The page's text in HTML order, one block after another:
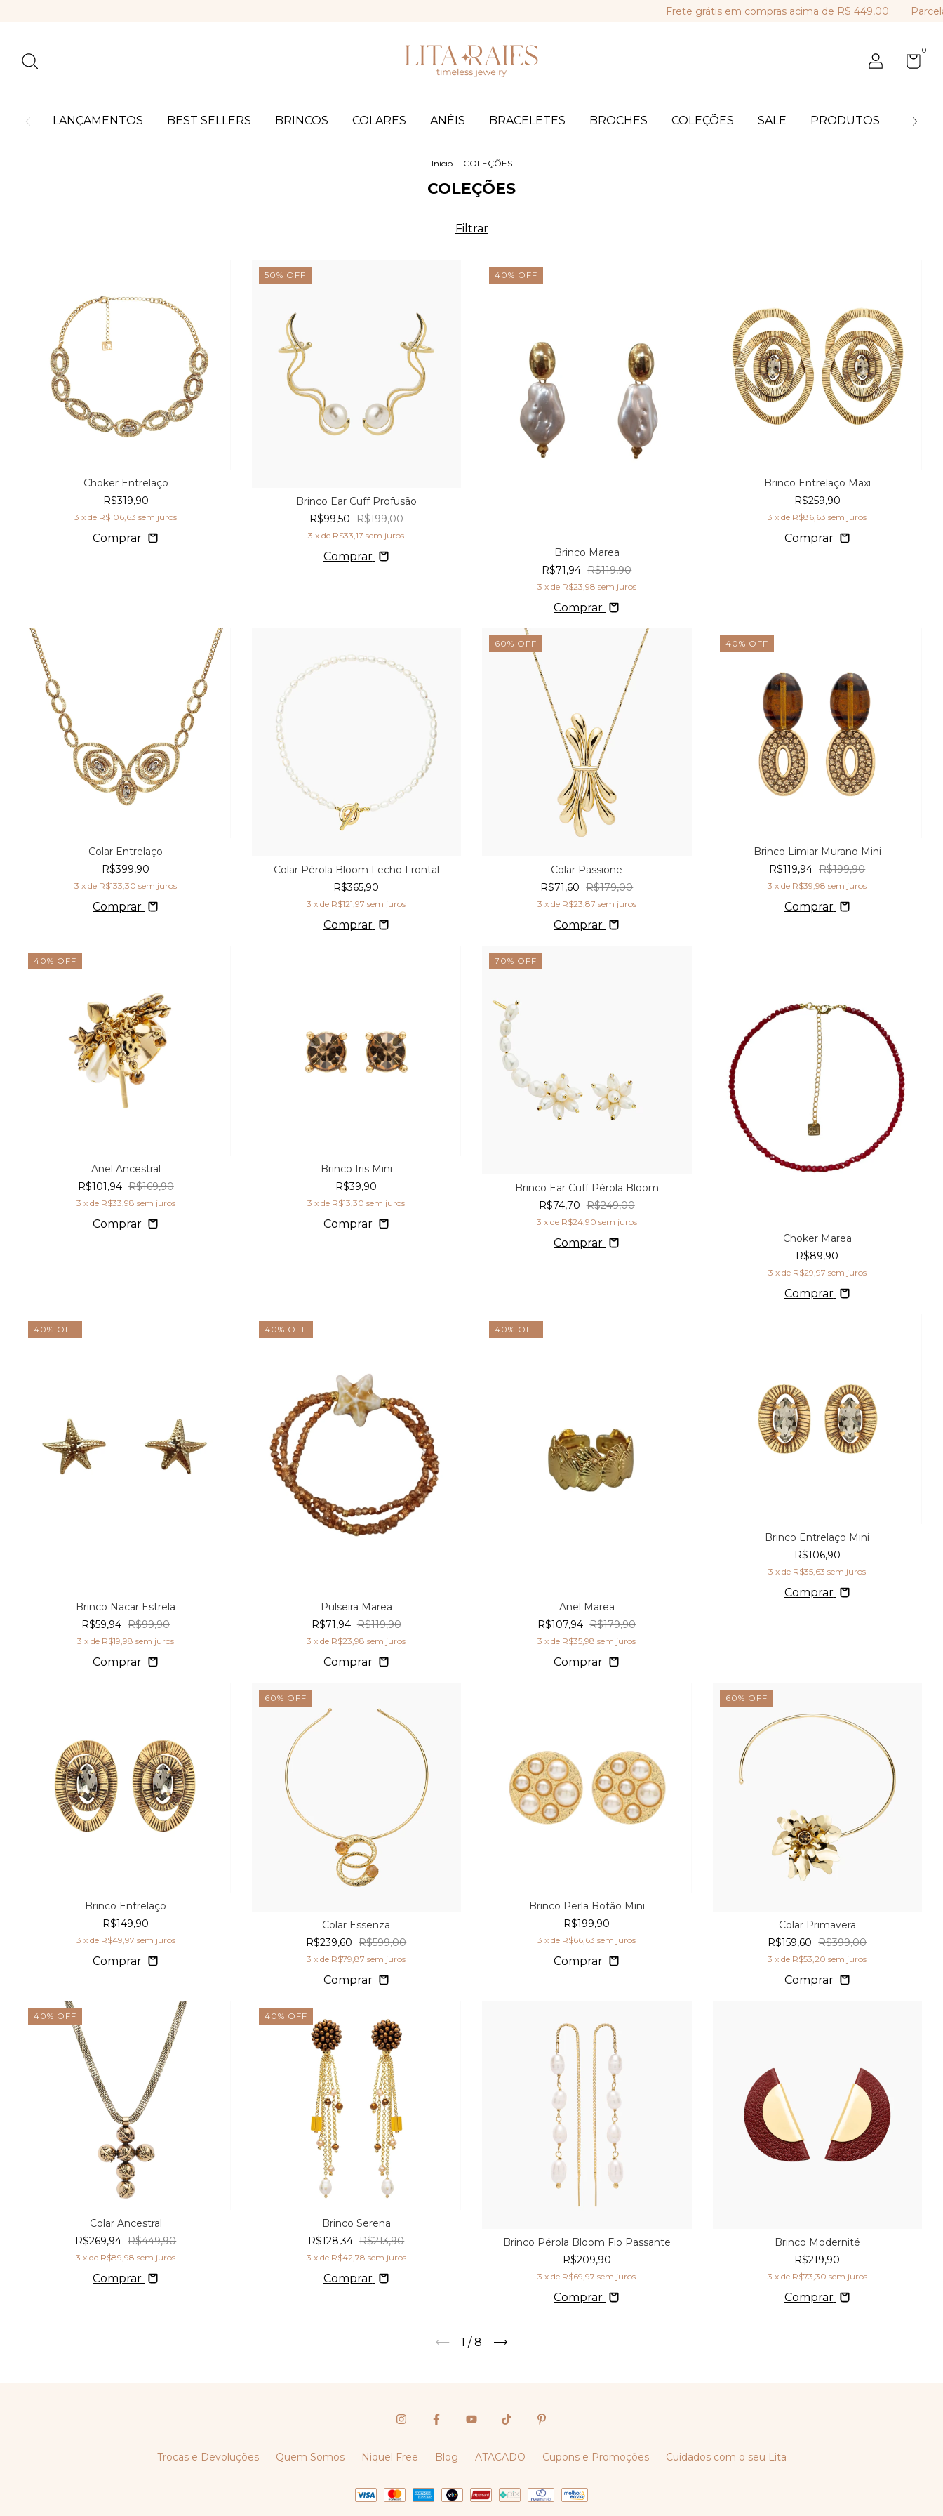
Frete grátis em compras acima de R$ 449,00. Parcelamento
0
LANÇAMENTOS BEST SELLERS BRINCOS COLARES ANÉIS BRACELETES BROCHES COLEÇÕES SALE PRODUTOS BLOG
Início . COLEÇÕES
COLEÇÕES
Filtrar
Choker Entrelaço
R$319,90
3 x de R$106,63 sem juros
Comprar
50% OFF
Brinco Ear Cuff Profusão
R$99,50 R$199,00
3 x de R$33,17 sem juros
Comprar
40% OFF
Brinco Marea
R$71,94 R$119,90
3 x de R$23,98 sem juros
Comprar
Brinco Entrelaço Maxi
R$259,90
3 x de R$86,63 sem juros
Comprar
Colar Entrelaço
R$399,90
3 x de R$133,30 sem juros
Comprar
Colar Pérola Bloom Fecho Frontal
R$365,90
3 x de R$121,97 sem juros
Comprar
60% OFF
Colar Passione
R$71,60 R$179,00
3 x de R$23,87 sem juros
Comprar
40% OFF
Brinco Limiar Murano Mini
R$119,94 R$199,90
3 x de R$39,98 sem juros
Comprar
40% OFF
Anel Ancestral
R$101,94 R$169,90
3 x de R$33,98 sem juros
Comprar
Brinco Iris Mini
R$39,90
3 x de R$13,30 sem juros
Comprar
70% OFF
Brinco Ear Cuff Pérola Bloom
R$74,70 R$249,00
3 x de R$24,90 sem juros
Comprar
Choker Marea
R$89,90
3 x de R$29,97 sem juros
Comprar
40% OFF
Brinco Nacar Estrela
R$59,94 R$99,90
3 x de R$19,98 sem juros
Comprar
40% OFF
Pulseira Marea
R$71,94 R$119,90
3 x de R$23,98 sem juros
Comprar
40% OFF
Anel Marea
R$107,94 R$179,90
3 x de R$35,98 sem juros
Comprar
Brinco Entrelaço Mini
R$106,90
3 x de R$35,63 sem juros
Comprar
Brinco Entrelaço
R$149,90
3 x de R$49,97 sem juros
Comprar
60% OFF
Colar Essenza
R$239,60 R$599,00
3 x de R$79,87 sem juros
Comprar
Brinco Perla Botão Mini
R$199,90
3 x de R$66,63 sem juros
Comprar
60% OFF
Colar Primavera
R$159,60 R$399,00
3 x de R$53,20 sem juros
Comprar
40% OFF
Colar Ancestral
R$269,94 R$449,90
3 x de R$89,98 sem juros
Comprar
40% OFF
Brinco Serena
R$128,34 R$213,90
3 x de R$42,78 sem juros
Comprar
Brinco Pérola Bloom Fio Passante
R$209,90
3 x de R$69,97 sem juros
Comprar
Brinco Modernité
R$219,90
3 x de R$73,30 sem juros
Comprar
1 / 8
Trocas e Devoluções Quem Somos Niquel Free Blog ATACADO Cupons e Promoções Cuidados com o seu Lita